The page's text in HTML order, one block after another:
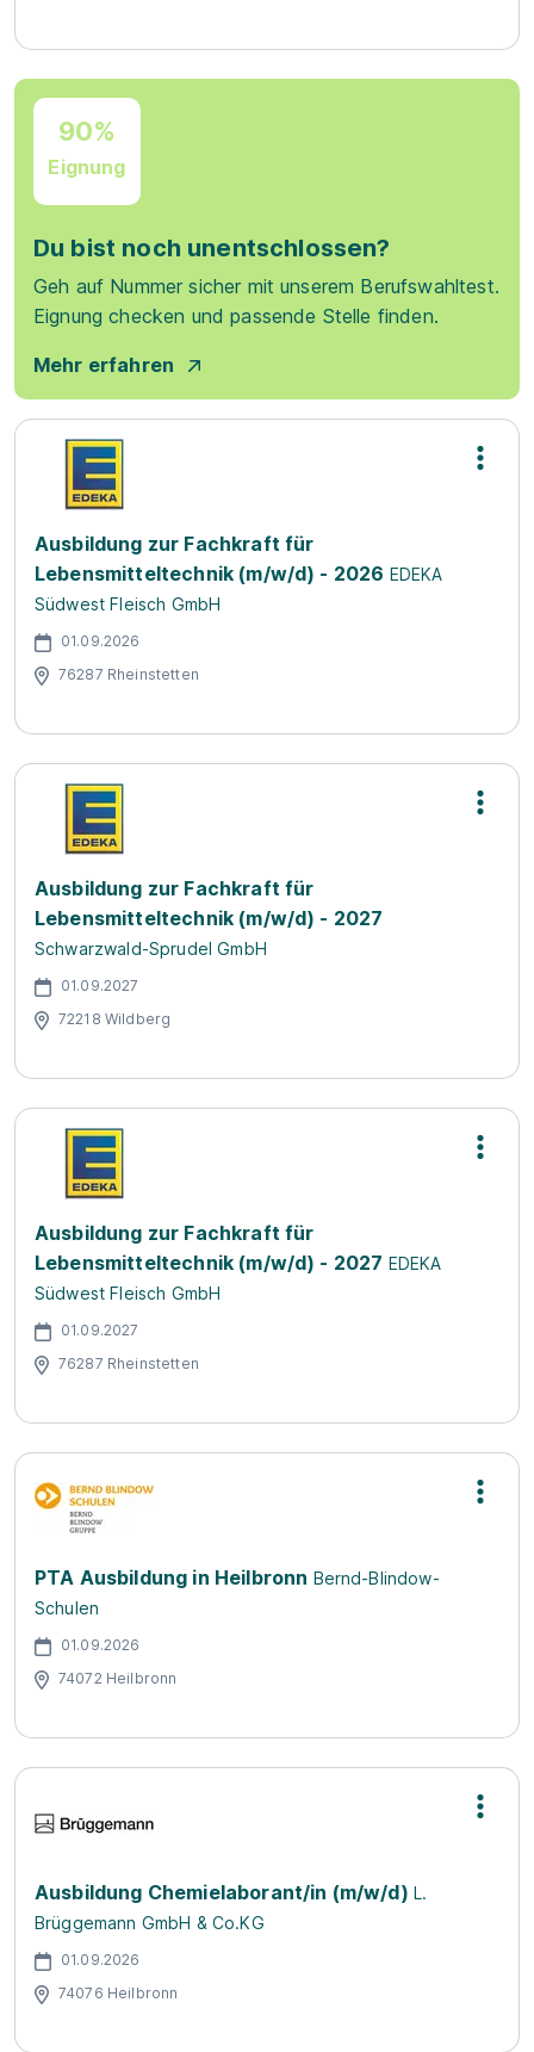
90%
Eignung
Du bist noch unentschlossen?
Geh auf Nummer sicher mit unserem Berufswahltest.
Eignung checken und passende Stelle finden.
Mehr erfahren
Ausbildung zur Fachkraft für
Lebensmitteltechnik (m/w/d) - 2026 EDEKA
Südwest Fleisch GmbH
01.09.2026
76287 Rheinstetten
Ausbildung zur Fachkraft für
Lebensmitteltechnik (m/w/d) - 2027
Schwarzwald-Sprudel GmbH
01.09.2027
72218 Wildberg
Ausbildung zur Fachkraft für
Lebensmitteltechnik (m/w/d) - 2027 EDEKA
Südwest Fleisch GmbH
01.09.2027
76287 Rheinstetten
PTA Ausbildung in Heilbronn Bernd-Blindow-
Schulen
01.09.2026
74072 Heilbronn
Ausbildung Chemielaborant/in (m/w/d) L.
Brüggemann GmbH & Co.KG
01.09.2026
74076 Heilbronn